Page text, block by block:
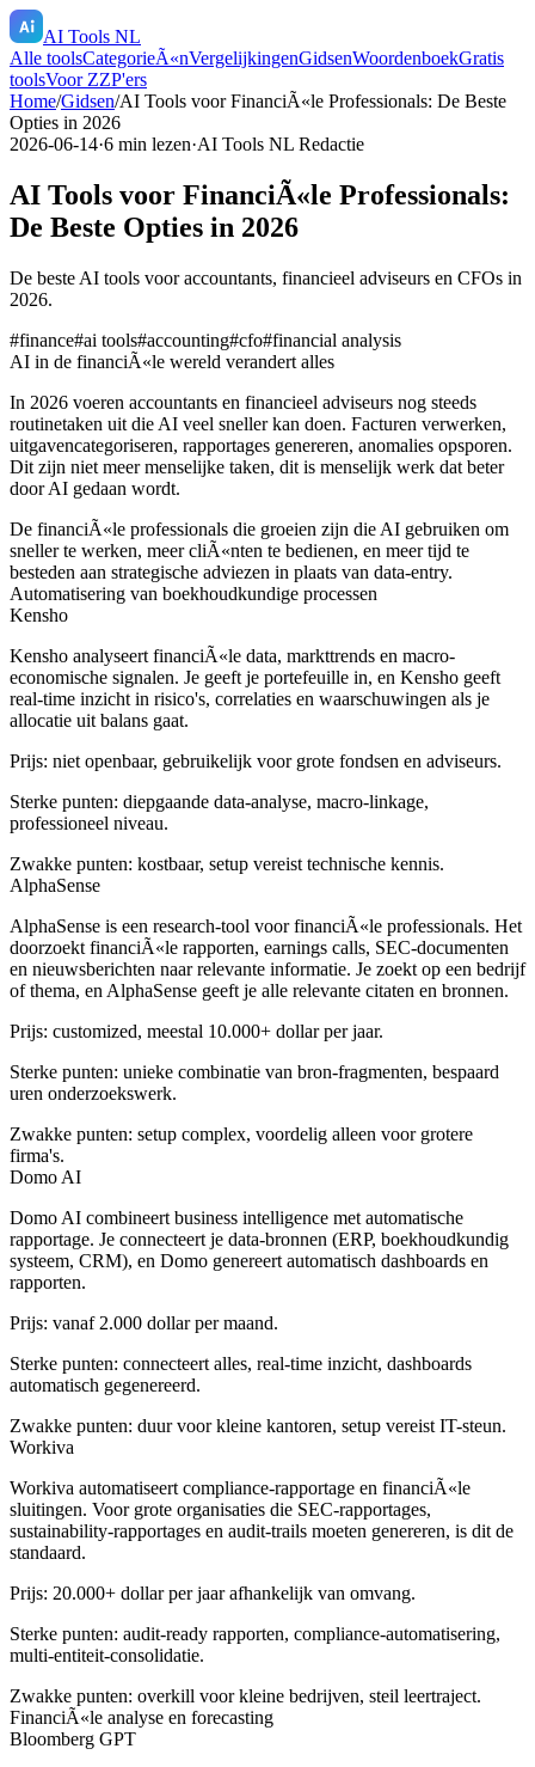
AI Tools NL
Alle toolsCategorieÃ«nVergelijkingenGidsenWoordenboekGratis
toolsVoor ZZP'ers
Home/Gidsen/AI Tools voor FinanciÃ«le Professionals: De Beste
Opties in 2026
2026-06-14·6 min lezen·AI Tools NL Redactie
AI Tools voor FinanciÃ«le Professionals:
De Beste Opties in 2026
De beste AI tools voor accountants, financieel adviseurs en CFOs in
2026.
#finance#ai tools#accounting#cfo#financial analysis
AI in de financiÃ«le wereld verandert alles
In 2026 voeren accountants en financieel adviseurs nog steeds
routinetaken uit die AI veel sneller kan doen. Facturen verwerken,
uitgavencategoriseren, rapportages genereren, anomalies opsporen.
Dit zijn niet meer menselijke taken, dit is menselijk werk dat beter
door AI gedaan wordt.
De financiÃ«le professionals die groeien zijn die AI gebruiken om
sneller te werken, meer cliÃ«nten te bedienen, en meer tijd te
besteden aan strategische adviezen in plaats van data-entry.
Automatisering van boekhoudkundige processen
Kensho
Kensho analyseert financiÃ«le data, markttrends en macro-
economische signalen. Je geeft je portefeuille in, en Kensho geeft
real-time inzicht in risico's, correlaties en waarschuwingen als je
allocatie uit balans gaat.
Prijs: niet openbaar, gebruikelijk voor grote fondsen en adviseurs.
Sterke punten: diepgaande data-analyse, macro-linkage,
professioneel niveau.
Zwakke punten: kostbaar, setup vereist technische kennis.
AlphaSense
AlphaSense is een research-tool voor financiÃ«le professionals. Het
doorzoekt financiÃ«le rapporten, earnings calls, SEC-documenten
en nieuwsberichten naar relevante informatie. Je zoekt op een bedrijf
of thema, en AlphaSense geeft je alle relevante citaten en bronnen.
Prijs: customized, meestal 10.000+ dollar per jaar.
Sterke punten: unieke combinatie van bron-fragmenten, bespaard
uren onderzoekswerk.
Zwakke punten: setup complex, voordelig alleen voor grotere
firma's.
Domo AI
Domo AI combineert business intelligence met automatische
rapportage. Je connecteert je data-bronnen (ERP, boekhoudkundig
systeem, CRM), en Domo genereert automatisch dashboards en
rapporten.
Prijs: vanaf 2.000 dollar per maand.
Sterke punten: connecteert alles, real-time inzicht, dashboards
automatisch gegenereerd.
Zwakke punten: duur voor kleine kantoren, setup vereist IT-steun.
Workiva
Workiva automatiseert compliance-rapportage en financiÃ«le
sluitingen. Voor grote organisaties die SEC-rapportages,
sustainability-rapportages en audit-trails moeten genereren, is dit de
standaard.
Prijs: 20.000+ dollar per jaar afhankelijk van omvang.
Sterke punten: audit-ready rapporten, compliance-automatisering,
multi-entiteit-consolidatie.
Zwakke punten: overkill voor kleine bedrijven, steil leertraject.
FinanciÃ«le analyse en forecasting
Bloomberg GPT